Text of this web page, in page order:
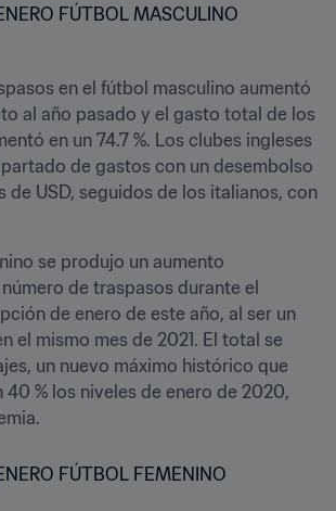
en el fútbol masculino aumentó
al año pasado y el gasto total de los
en un 74.7 %. Los clubes ingleses
de gastos con un desembolso
de USD, seguidos de los italianos, con
se produjo un aumento
de traspasos durante el
de enero de este año, al ser un
el mismo mes de 2021. El total se
un nuevo máximo histórico que
40 % los niveles de enero de 2020,